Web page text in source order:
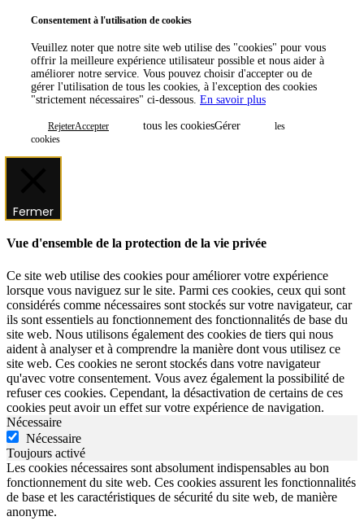
Consentement à l'utilisation de cookies
Veuillez noter que notre site web utilise des "cookies" pour vous
offrir la meilleure expérience utilisateur possible et nous aider à
améliorer notre service. Vous pouvez choisir d'accepter ou de
gérer l'utilisation de tous les cookies, à l'exception des cookies
"strictement nécessaires" ci-dessous. En savoir plus
RejeterAccepter tous les cookiesGérer
les
cookies
Fermer
Vue d'ensemble de la protection de la vie privée
Ce site web utilise des cookies pour améliorer votre expérience
lorsque vous naviguez sur le site. Parmi ces cookies, ceux qui sont
considérés comme nécessaires sont stockés sur votre navigateur, car
ils sont essentiels au fonctionnement des fonctionnalités de base du
site web. Nous utilisons également des cookies de tiers qui nous
aident à analyser et à comprendre la manière dont vous utilisez ce
site web. Ces cookies ne seront stockés dans votre navigateur
qu'avec votre consentement. Vous avez également la possibilité de
refuser ces cookies. Cependant, la désactivation de certains de ces
cookies peut avoir un effet sur votre expérience de navigation.
Nécessaire
Nécessaire
Toujours activé
Les cookies nécessaires sont absolument indispensables au bon
fonctionnement du site web. Ces cookies assurent les fonctionnalités
de base et les caractéristiques de sécurité du site web, de manière
anonyme.